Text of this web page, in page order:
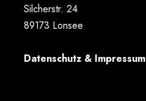
Silcherstr. 24
89173 Lonsee
Datenschutz & Impressum